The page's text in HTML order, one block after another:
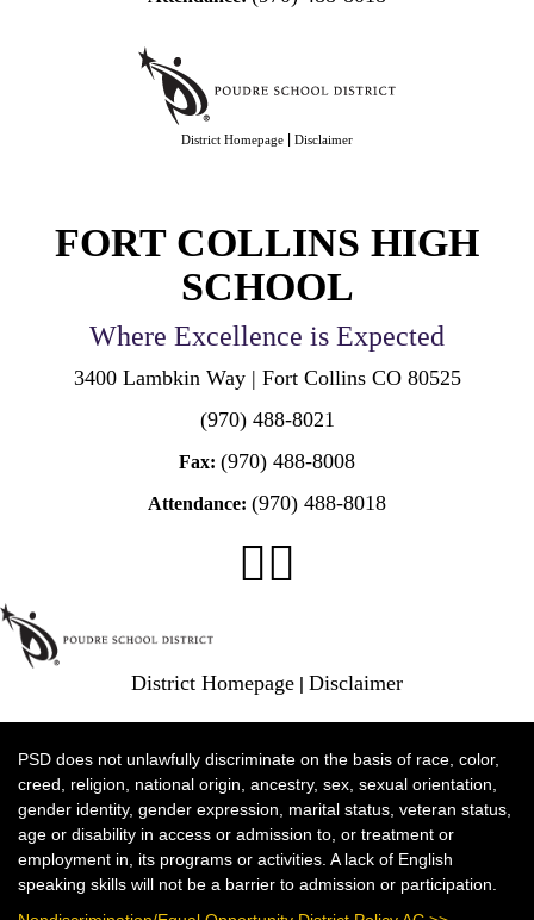
District Homepage | Disclaimer
FORT COLLINS HIGH
SCHOOL
Where Excellence is Expected
3400 Lambkin Way | Fort Collins CO 80525
(970) 488-8021
Fax: (970) 488-8008
Attendance: (970) 488-8018
District Homepage | Disclaimer
PSD does not unlawfully discriminate on the basis of race, color,
creed, religion, national origin, ancestry, sex, sexual orientation,
gender identity, gender expression, marital status, veteran status,
age or disability in access or admission to, or treatment or
employment in, its programs or activities. A lack of English
speaking skills will not be a barrier to admission or participation.